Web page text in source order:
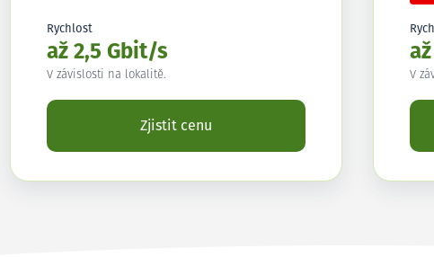
Rychlost
až 2,5 Gbit/s
V závislosti na lokalitě.
Zjistit cenu
V